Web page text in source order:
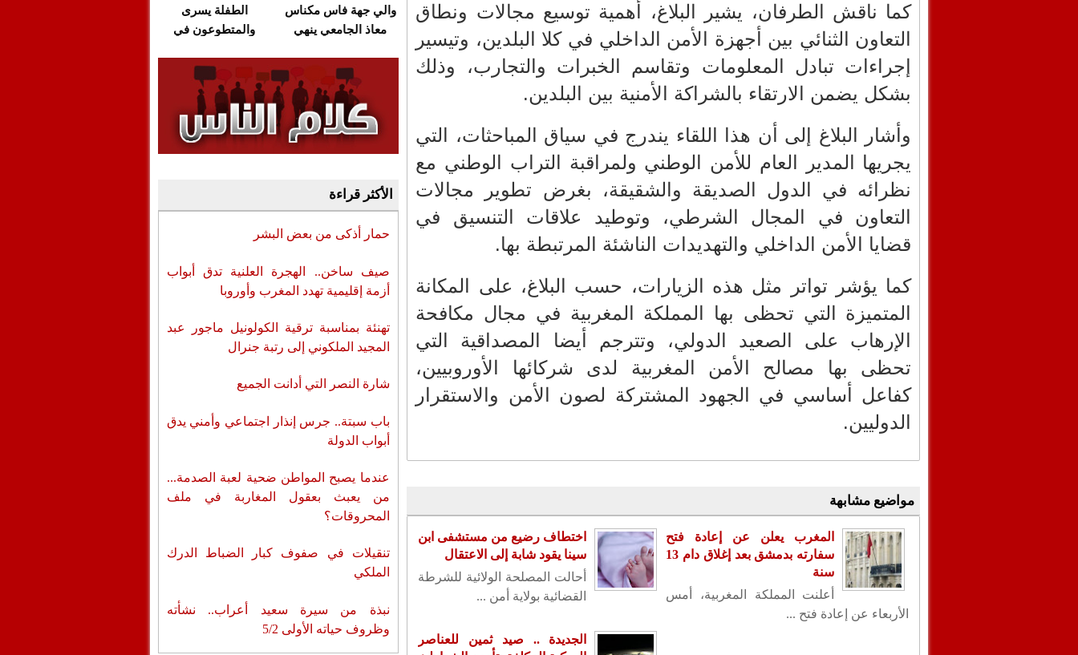
كما ناقش الطرفان، يشير البلاغ، أهمية توسيع مجالات ونطاق
التعاون الثنائي بين أجهزة الأمن الداخلي في كلا البلدين، وتيسير
إجراءات تبادل المعلومات وتقاسم الخبرات والتجارب، وذلك
بشكل يضمن الارتقاء بالشراكة الأمنية بين البلدين.
وأشار البلاغ إلى أن هذا اللقاء يندرج في سياق المباحثات، التي
يجريها المدير العام للأمن الوطني ولمراقبة التراب الوطني مع
نظرائه في الدول الصديقة والشقيقة، بغرض تطوير مجالات
التعاون في المجال الشرطي، وتوطيد علاقات التنسيق في
قضايا الأمن الداخلي والتهديدات الناشئة المرتبطة بها.
كما يؤشر تواتر مثل هذه الزيارات، حسب البلاغ، على المكانة
المتميزة التي تحظى بها المملكة المغربية في مجال مكافحة
الإرهاب على الصعيد الدولي، وتترجم أيضا المصداقية التي
تحظى بها مصالح الأمن المغربية لدى شركائها الأوروبيين،
كفاعل أساسي في الجهود المشتركة لصون الأمن والاستقرار
الدوليين.
مواضيع مشابهة
المغرب يعلن عن إعادة فتح
سفارته بدمشق بعد إغلاق دام 13
سنة
أعلنت المملكة المغربية، أمس
الأربعاء عن إعادة فتح ...
اختطاف رضيع من مستشفى ابن
سينا يقود شابة إلى الاعتقال
أحالت المصلحة الولائية للشرطة
القضائية بولاية أمن ...
الجديدة .. صيد ثمين للعناصر
الطفلة يسرى
والمتطوعون في
وقنوات صرف صحي
تقتل والمحاسبة يجب
أن تطال المسؤولين
والي جهة فاس مكناس
معاذ الجامعي ينهي
والعمال مع شركة
سيتي باص + وثيقة
وفيديو
الأكثر قراءة
حمار أذكى من بعض البشر
صيف ساخن.. الهجرة العلنية تدق أبواب
أزمة إقليمية تهدد المغرب وأوروبا
تهنئة بمناسبة ترقية الكولونيل ماجور عبد
المجيد الملكوني إلى رتبة جنرال
شارة النصر التي أدانت الجميع
باب سبتة.. جرس إنذار اجتماعي وأمني يدق
أبواب الدولة
عندما يصبح المواطن ضحية لعبة الصدمة...
من يعبث بعقول المغاربة في ملف
المحروقات؟
تنقيلات في صفوف كبار الضباط الدرك
الملكي
نبذة من سيرة سعيد أعراب.. نشأته
وظروف حياته الأولى 5/2